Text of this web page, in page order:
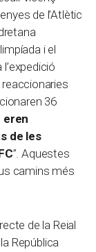
de l’Atlètic
i el
36
eren
de les
”. Aquestes
camins més
de la Reial
República